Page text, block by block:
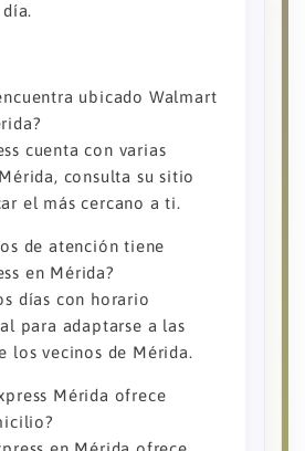
ubicado Walmart
cuenta con varias
consulta su sitio
el más cercano a ti.
de atención tiene
en Mérida?
días con horario
para adaptarse a las
los vecinos de Mérida.
Mérida ofrece